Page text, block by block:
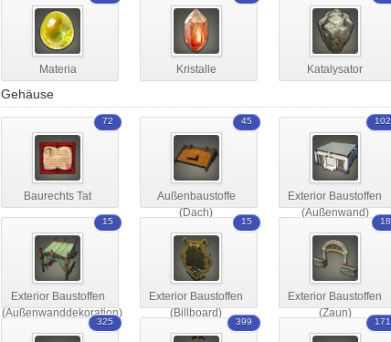
Materia Kristalle Katalysator
Gehäuse
Baurechts Tat
72
Außenbaustoffe
(Dach)
45
Exterior Baustoffen
(Außenwand)
102
Exterior Baustoffen
(Außenwanddekoration)
15
Exterior Baustoffen
(Billboard)
15
Exterior Baustoffen
(Zaun)
18
325 399 171